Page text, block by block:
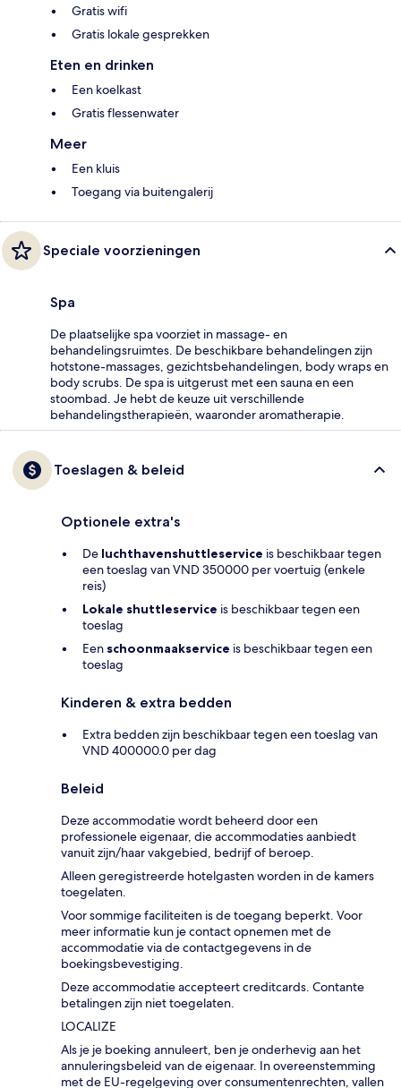
Gratis wifi
Gratis lokale gesprekken
Eten en drinken
Een koelkast
Gratis flessenwater
Meer
Een kluis
Toegang via buitengalerij
Speciale voorzieningen
Spa
De plaatselijke spa voorziet in massage- en
behandelingsruimtes. De beschikbare behandelingen zijn
hotstone-massages, gezichtsbehandelingen, body wraps en
body scrubs. De spa is uitgerust met een sauna en een
stoombad. Je hebt de keuze uit verschillende
behandelingstherapieën, waaronder aromatherapie.
Toeslagen & beleid
Optionele extra's
De luchthavenshuttleservice is beschikbaar tegen
een toeslag van VND 350000 per voertuig (enkele
reis)
Lokale shuttleservice is beschikbaar tegen een
toeslag
Een schoonmaakservice is beschikbaar tegen een
toeslag
Kinderen & extra bedden
Extra bedden zijn beschikbaar tegen een toeslag van
VND 400000.0 per dag
Beleid
Deze accommodatie wordt beheerd door een
professionele eigenaar, die accommodaties aanbiedt
vanuit zijn/haar vakgebied, bedrijf of beroep.
Alleen geregistreerde hotelgasten worden in de kamers
toegelaten.
Voor sommige faciliteiten is de toegang beperkt. Voor
meer informatie kun je contact opnemen met de
accommodatie via de contactgegevens in de
boekingsbevestiging.
Deze accommodatie accepteert creditcards. Contante
betalingen zijn niet toegelaten.
LOCALIZE
Als je je boeking annuleert, ben je onderhevig aan het
annuleringsbeleid van de eigenaar. In overeenstemming
met de EU-regelgeving over consumentenrechten, vallen